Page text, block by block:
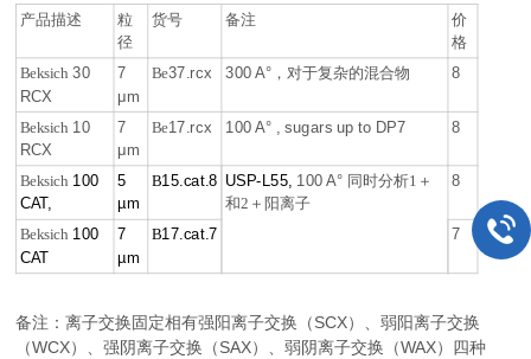
产品描述 粒
径
货号 备注 价
格
Beksich 30
RCX
7
μm
Be37.rcx 300 A° ， 对于复杂的混合物 8
Beksich 10
RCX
7
μm
Be17.rcx 100 A° , sugars up to DP7 8
Beksich 100
CAT,
5
µm
B15.cat.8 USP-L55, 100 A° 同时分析1 ＋
和2 ＋ 阳离子
8
Beksich 100
CAT
7
µm
B17.cat.7 7
备注：离子交换固定相有强阳离子交换（SCX）、弱阳离子交换
（WCX）、强阴离子交换（SAX）、弱阴离子交换（WAX）四种